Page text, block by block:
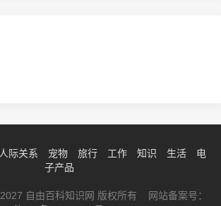
人际关系 宠物 旅行 工作 知识 生活
电
子产品
自由百科知识网 版权所有 网站备案号：